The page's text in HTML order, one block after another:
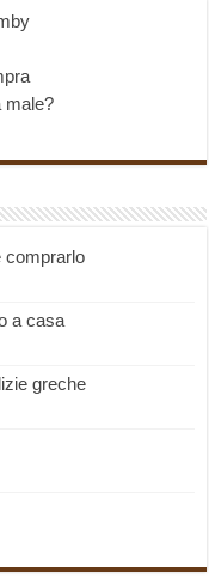
male?
comprarlo
a casa
greche